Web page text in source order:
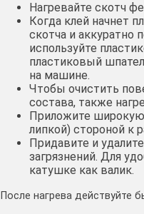
Нагревайте скотч
Когда клей начнет
скотча и аккуратно
используйте
пластиковый
на машине.
Чтобы очистить
состава, также
Приложите
липкой) стороной к
Придавите и
загрязнений. Для
катушке как валик.
После нагрева действуйте